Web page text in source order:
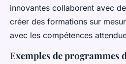
innovantes collaborent avec
créer des formations sur
avec les compétences
Exemples de programmes